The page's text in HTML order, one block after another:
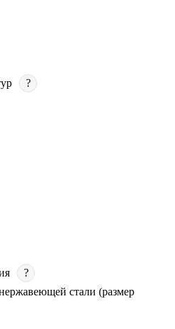
?
?
стали (размер